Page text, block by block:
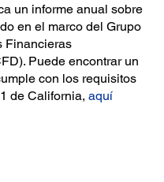
un informe anual sobre
en el marco del Grupo
Financieras
Puede encontrar un
con los requisitos
de California, aquí